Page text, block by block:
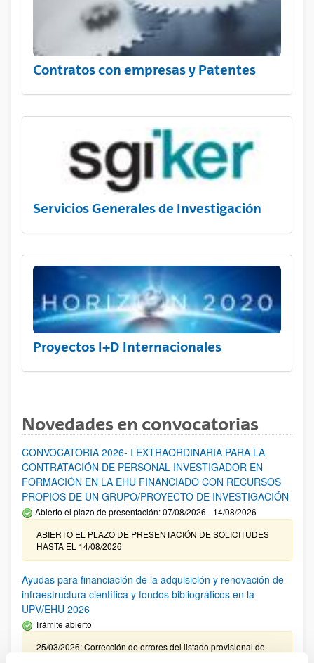
Contratos con empresas y Patentes
Servicios Generales de Investigación
Proyectos I+D Internacionales
Novedades en convocatorias
CONVOCATORIA 2026- I EXTRAORDINARIA PARA LA
CONTRATACIÓN DE PERSONAL INVESTIGADOR EN
FORMACIÓN EN LA EHU FINANCIADO CON RECURSOS
PROPIOS DE UN GRUPO/PROYECTO DE INVESTIGACIÓN
Abierto el plazo de presentación: 07/08/2026 - 14/08/2026
ABIERTO EL PLAZO DE PRESENTACIÓN DE SOLICITUDES
HASTA EL 14/08/2026
Ayudas para financiación de la adquisición y renovación de
infraestructura científica y fondos bibliográficos en la
UPV/EHU 2026
Trámite abierto
25/03/2026: Corrección de errores del listado provisional de